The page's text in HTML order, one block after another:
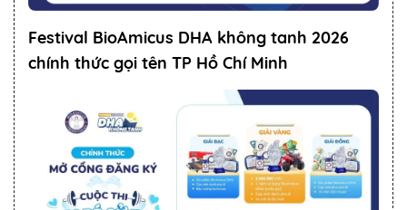
Festival BioAmicus DHA không tanh 2026
chính thức gọi tên TP Hồ Chí Minh